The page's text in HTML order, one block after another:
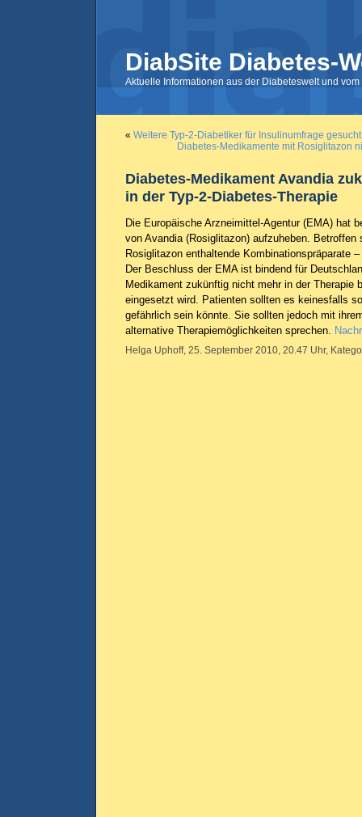
DiabSite Diabetes-
Aktuelle Informationen aus der Diabeteswelt und
« Weitere Typ-2-Diabetiker für Insulinumfrage gesucht
Diabetes-Medikamente mit Rosiglitazon
Diabetes-Medikament Avandia
in der Typ-2-Diabetes-Therapie
Die Europäische Arzneimittel-Agentur (EMA) hat
von Avandia (Rosiglitazon) aufzuheben. Betroffen
Rosiglitazon enthaltende Kombinationspräparate
Der Beschluss der EMA ist bindend für
Medikament zukünftig nicht mehr in der Therapie
eingesetzt wird. Patienten sollten es keinesfalls
gefährlich sein könnte. Sie sollten jedoch mit
alternative Therapiemöglichkeiten sprechen.
Helga Uphoff, 25. September 2010, 20.47 Uhr,